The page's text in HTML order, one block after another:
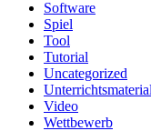
Software
Spiel
Tool
Tutorial
Uncategorized
Unterrichtsmaterial
Video
Wettbewerb